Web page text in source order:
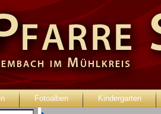
Fotoalben Kindergarten